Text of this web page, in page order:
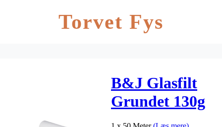
Torvet Fys
B&J Glasfilt
Grundet 130g